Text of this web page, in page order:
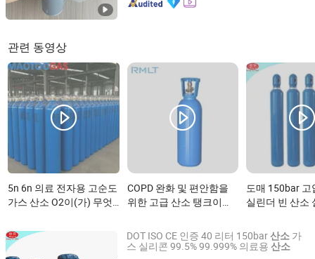
관련 동영상
5n 6n 의료 전자용 고순도
가스 산소 O2이(가) 무엇
COPD 완화 및 편안함을
위한 고급 산소 탱크이
도매 150bar 고
실린더 빈 산소
DOT ISO CE 인증 40 리터 150bar 산소 가
스 실리콘 99.5% 99.999% 의료용 산소
Anqiu Heng`an Gas Manufacture Factory